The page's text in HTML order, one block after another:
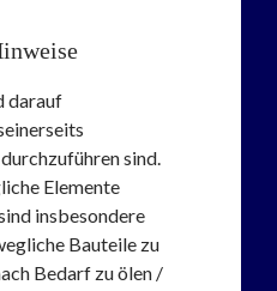
darauf
sind.
Elemente
insbesondere
Bauteile zu
Bedarf zu ölen /